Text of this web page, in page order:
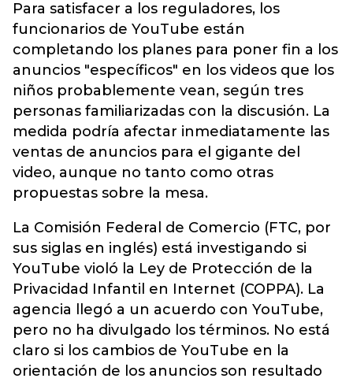
Para satisfacer a los reguladores, los
funcionarios de YouTube están
completando los planes para poner fin a los
anuncios "específicos" en los videos que los
niños probablemente vean, según tres
personas familiarizadas con la discusión. La
medida podría afectar inmediatamente las
ventas de anuncios para el gigante del
video, aunque no tanto como otras
propuestas sobre la mesa.
La Comisión Federal de Comercio (FTC, por
sus siglas en inglés) está investigando si
YouTube violó la Ley de Protección de la
Privacidad Infantil en Internet (COPPA). La
agencia llegó a un acuerdo con YouTube,
pero no ha divulgado los términos. No está
claro si los cambios de YouTube en la
orientación de los anuncios son resultado